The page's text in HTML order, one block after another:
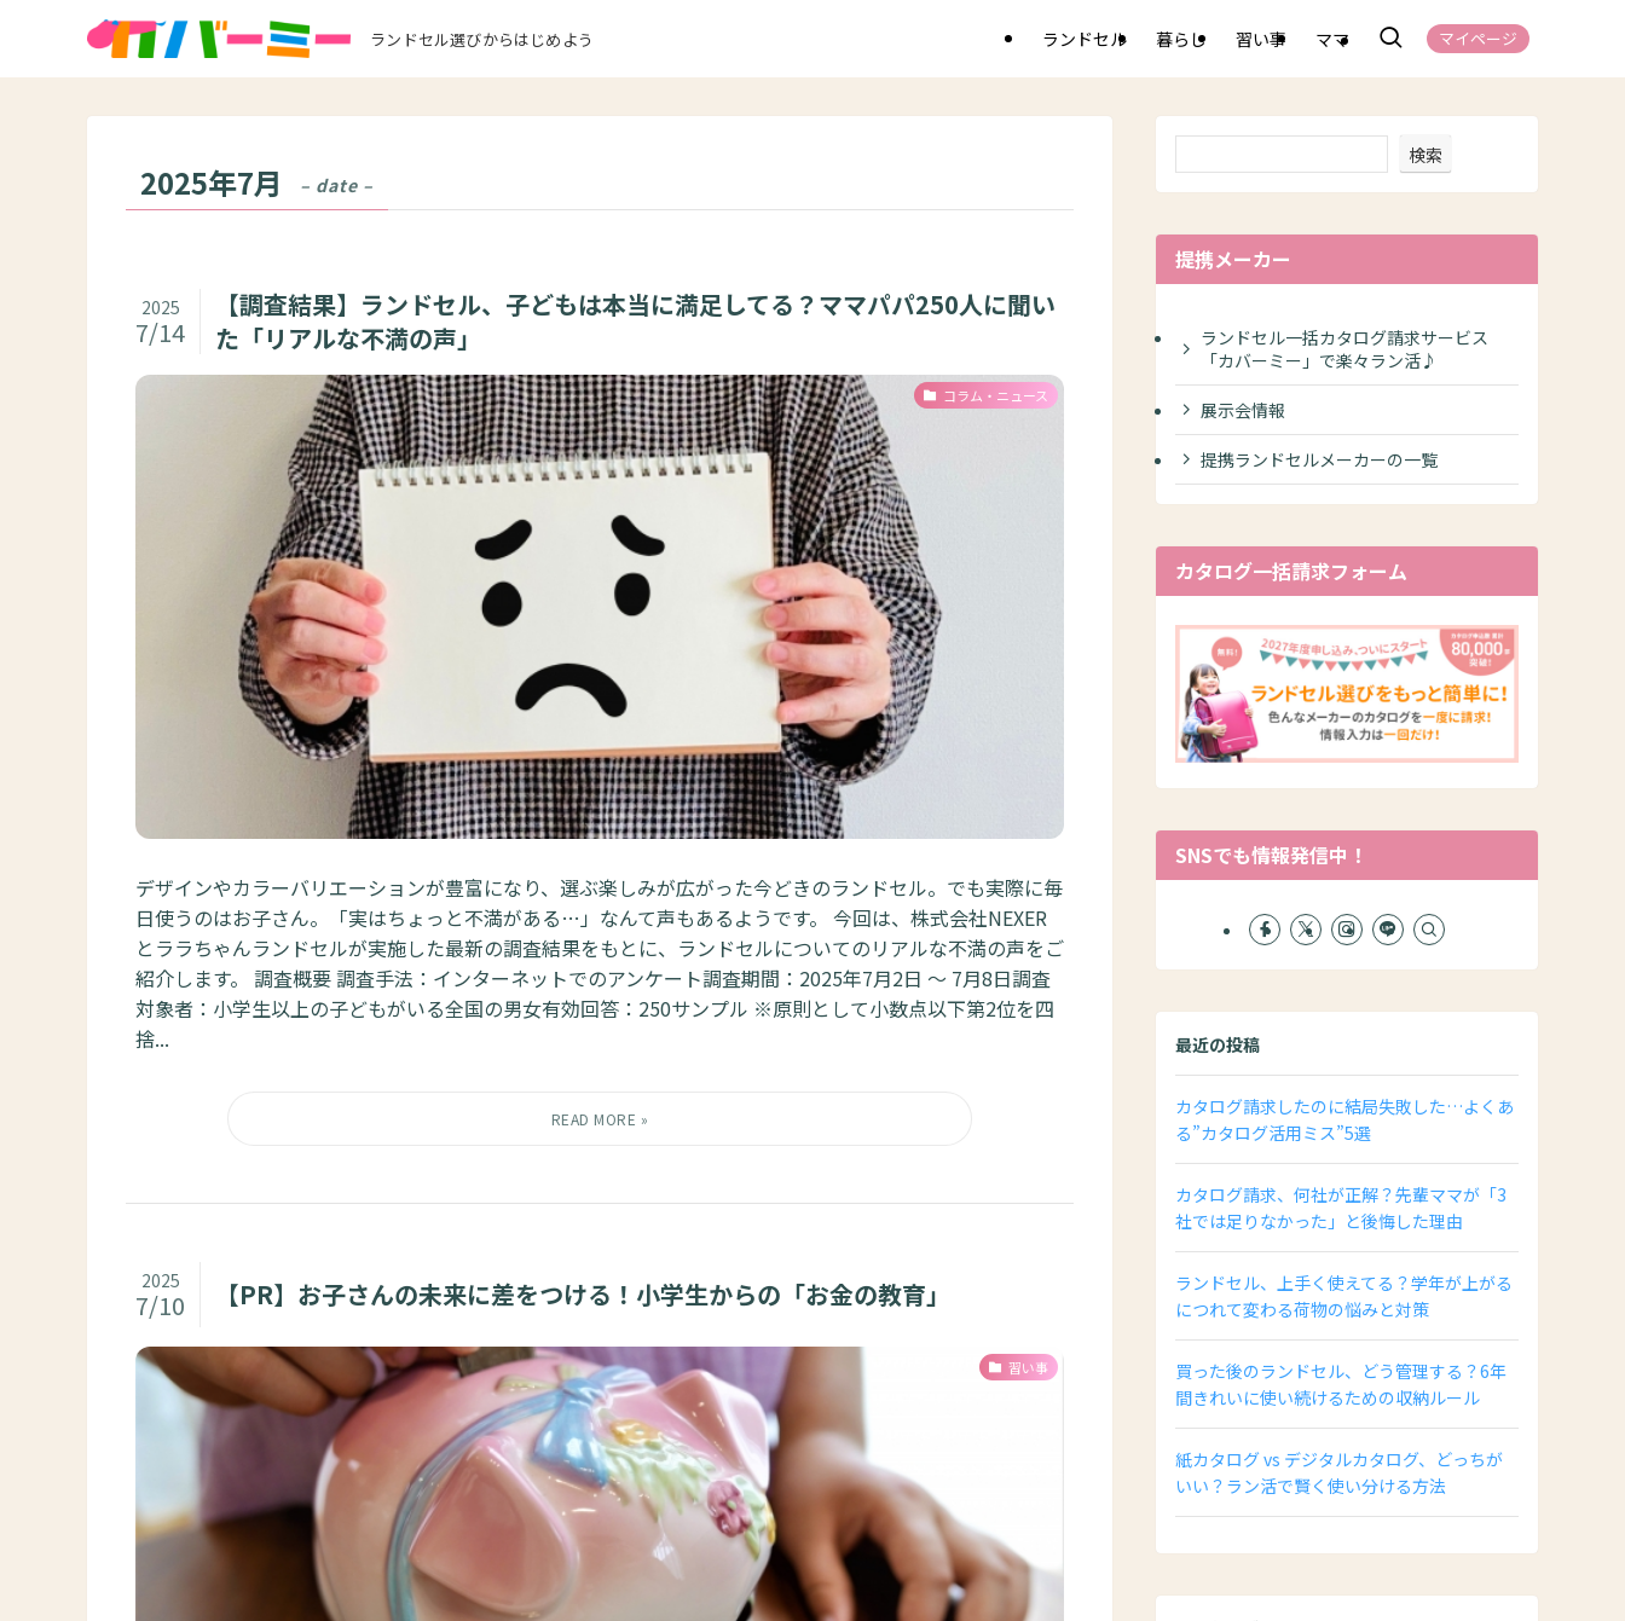
ランドセル選びからはじめよう ランドセル 暮らし 習い事 ママ マイページ
2025年7月 – date –
【調査結果】ランドセル、子どもは本当に満足してる？ママパパ250人に聞い
た「リアルな不満の声」
2025
7/14
コラム・ニュース
デザインやカラーバリエーションが豊富になり、選ぶ楽しみが広がった今どきのランドセル。でも実際に毎
日使うのはお子さん。「実はちょっと不満がある…」なんて声もあるようです。 今回は、株式会社NEXER
とララちゃんランドセルが実施した最新の調査結果をもとに、ランドセルについてのリアルな不満の声をご
紹介します。 調査概要 調査手法：インターネットでのアンケート調査期間：2025年7月2日 ～ 7月8日調査
対象者：小学生以上の子どもがいる全国の男女有効回答：250サンプル ※原則として小数点以下第2位を四
捨...
【PR】お子さんの未来に差をつける！小学生からの「お金の教育」
2025
7/10
習い事
検索
提携メーカー
ランドセル一括カタログ請求サービス
「カバーミー」で楽々ラン活♪
展示会情報
提携ランドセルメーカーの一覧
カタログ一括請求フォーム
SNSでも情報発信中！
最近の投稿
カタログ請求したのに結局失敗した…よくあ
る”カタログ活用ミス”5選
カタログ請求、何社が正解？先輩ママが「3
社では足りなかった」と後悔した理由
ランドセル、上手く使えてる？学年が上がる
につれて変わる荷物の悩みと対策
買った後のランドセル、どう管理する？6年
間きれいに使い続けるための収納ルール
紙カタログ vs デジタルカタログ、どっちが
いい？ラン活で賢く使い分ける方法